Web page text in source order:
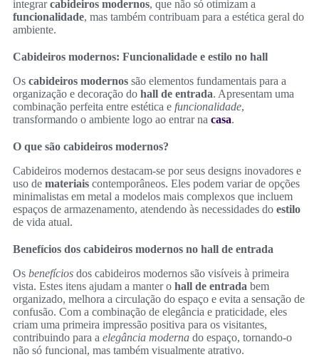
integrarcabideiros modernos, que não só otimizam a
funcionalidade, mas também contribuam para a estética geral do
ambiente.
Cabideiros modernos: Funcionalidade e estilo no hall
Os cabideiros modernos são elementos fundamentais para a
organização e decoração do hall de entrada. Apresentam uma
combinação perfeita entre estética e funcionalidade,
transformando o ambiente logo ao entrar na casa.
O que são cabideiros modernos?
Cabideiros modernos destacam-se por seus designs inovadores e
uso de materiais contemporâneos. Eles podem variar de opções
minimalistas em metal a modelos mais complexos que incluem
espaços de armazenamento, atendendo às necessidades do estilo
de vida atual.
Benefícios dos cabideiros modernos no hall de entrada
Os benefícios dos cabideiros modernos são visíveis à primeira
vista. Estes itens ajudam a manter o hall de entrada bem
organizado, melhora a circulação do espaço e evita a sensação de
confusão. Com a combinação de elegância e praticidade, eles
criam uma primeira impressão positiva para os visitantes,
contribuindo para a elegância moderna do espaço, tornando-o
não só funcional, mas também visualmente atrativo.